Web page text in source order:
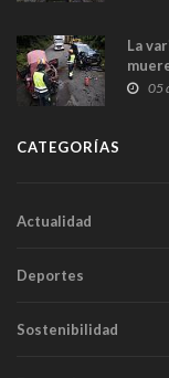
La
05
CATEGORÍAS
Actualidad
Deportes
Sostenibilidad